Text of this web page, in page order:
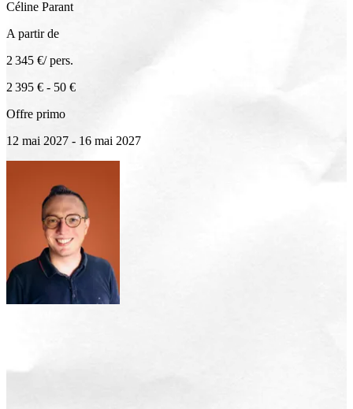
Céline Parant
A partir de
2 345 €/ pers.
2 395 € - 50 €
Offre primo
12 mai 2027 - 16 mai 2027